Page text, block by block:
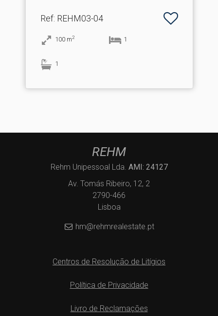
Ref: REHM03-04
100 m2 1
1
REHM
Rehm Unipessoal Lda. AMI: 24127
Av. Tomás Ribeiro, 12, 2
2790-466
Lisboa
hm@rehmrealestate.pt
Centros de Resolução de Litígios
Política de Privacidade
Livro de Reclamações